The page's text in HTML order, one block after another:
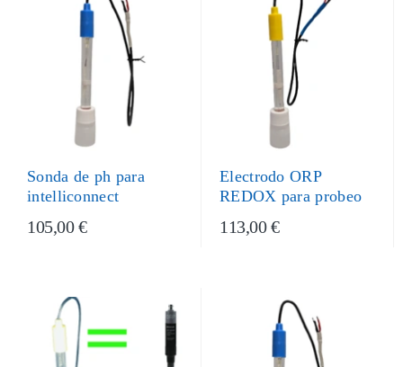
Sonda de ph para
intelliconnect
105,00 €
Electrodo ORP
REDOX para probeo
113,00 €